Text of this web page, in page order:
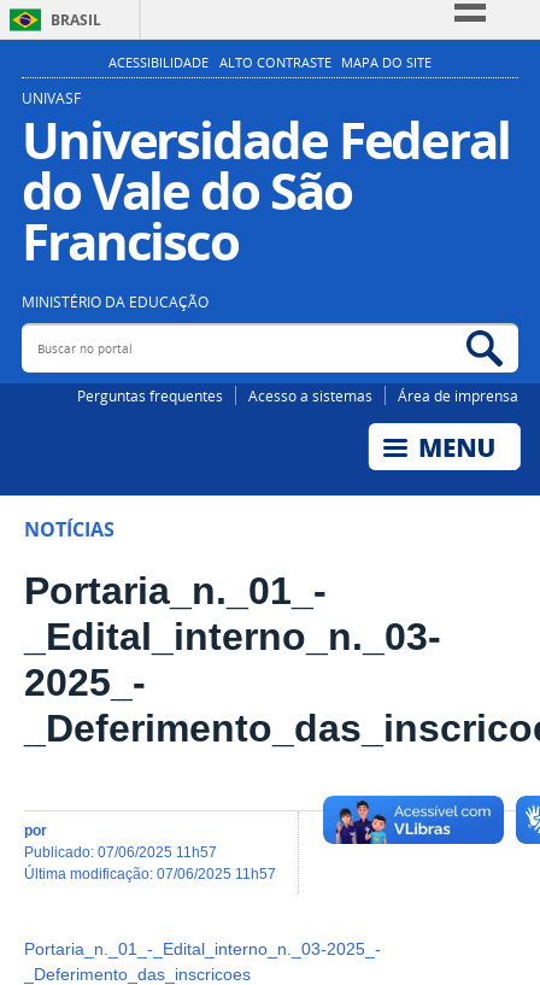
BRASIL
Simplifique!
Participe
Acesso à informação
Legislação
ACESSIBILIDADE ALTO CONTRASTE MAPA DO SITE
UNIVASF
Universidade Federal
do Vale do São
Francisco
MINISTÉRIO DA EDUCAÇÃO
Buscar no portal
Perguntas frequentes Acesso a sistemas Área de imprensa
NOTÍCIAS
Portaria_n._01_-
_Edital_interno_n._03-
2025_-
por
publicado: 07/06/2025 11h57
última modificação: 07/06/2025 11h57
Portaria_n._01_-_Edital_interno_n._03-2025_-
_Deferimento_das_inscricoes